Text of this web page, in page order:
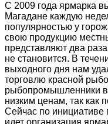
С 2009 года ярмарка
Магадане каждую
популярностью у
свою продукцию
представляют два
не становится. В
выходного дня нам
торговлю красной
рыбопромышленники
низким ценам, так как
Сейчас по инициативе